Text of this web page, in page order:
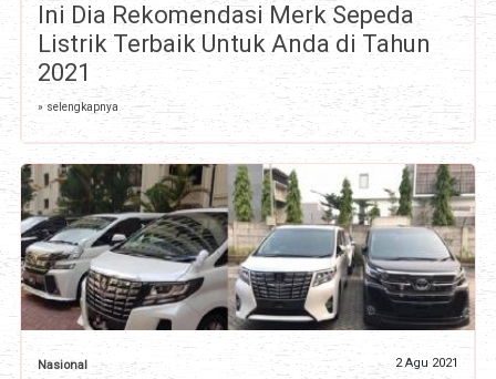
Ini Dia Rekomendasi Merk Sepeda
Listrik Terbaik Untuk Anda di Tahun
2021
» selengkapnya
Nasional 2 Agu 2021